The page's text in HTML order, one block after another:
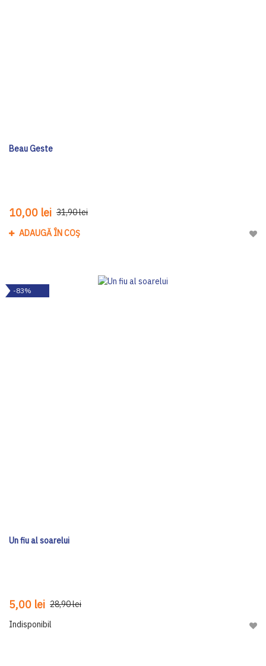
Beau Geste
10,00 lei 31,90 lei
ADAUGĂ ÎN COȘ
-83%
Un fiu al soarelui
5,00 lei 28,90 lei
Indisponibil